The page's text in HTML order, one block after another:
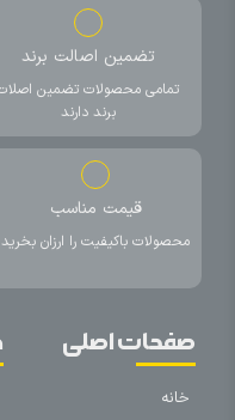
تضمین اصالت برند
تمامی محصولات تضمین
برند دارند
قیمت مناسب
محصولات باکیفیت را ارزان بخرید
صفحات اصلی
خانه